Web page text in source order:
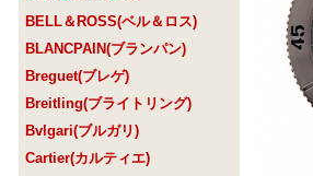
BELL＆ROSS(ベル＆ロス)
BLANCPAIN(ブランパン)
Breguet(ブレゲ)
Breitling(ブライトリング)
Bvlgari(ブルガリ)
Cartier(カルティエ)